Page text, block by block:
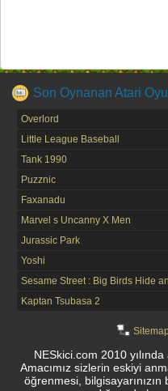
Son Oynanan Atari
Overlord
Little League Baseball
Tank 1990
Puzznic
Faxanadu
Marvel s Uncanny X Men
Jurassic Park
Yoshi
Sesame Street : Big Birds Hide
Kaptan Tsubasa 2
Sitemap
NESkici.com 2010
Amacımız sizlerin eskiyi
öğrenmesi,